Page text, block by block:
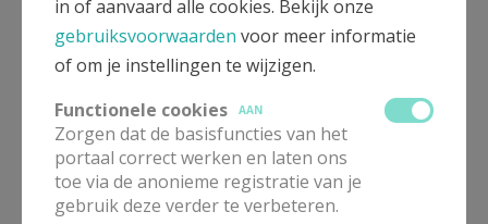
Bijeenkomsten contactgroep
in of aanvaard alle cookies. Bekijk onze
gebruiksvoorwaarden voor meer informatie
of om je instellingen te wijzigen.
Functionele cookies
AAN
Zorgen dat de basisfuncties van het
portaal correct werken en laten ons
toe via de anonieme registratie van je
gebruik deze verder te verbeteren.